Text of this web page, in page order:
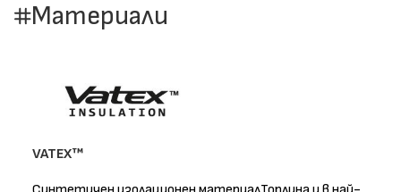
Материали
VATEX™